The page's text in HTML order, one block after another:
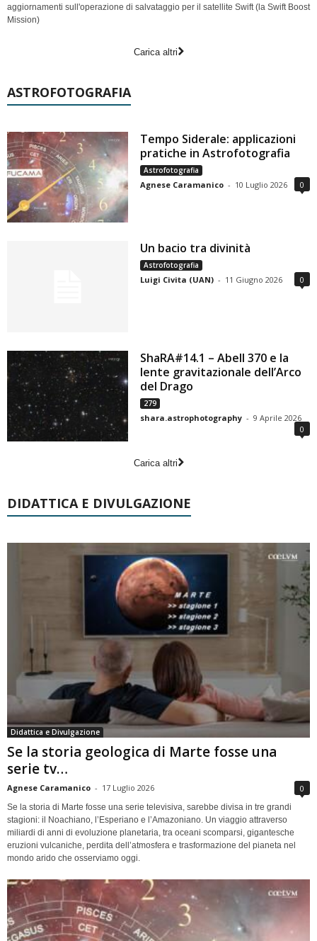
aggiornamenti sull'operazione di salvataggio per il satellite Swift (la Swift Boost
Mission)
Carica altri
ASTROFOTOGRAFIA
Tempo Siderale: applicazioni
pratiche in Astrofotografia
Astrofotografia
Agnese Caramanico - 10 Luglio 2026 0
Un bacio tra divinità
Astrofotografia
Luigi Civita (UAN) - 11 Giugno 2026 0
ShaRA#14.1 – Abell 370 e la
lente gravitazionale dell’Arco
del Drago
279
shara.astrophotography - 9 Aprile 2026
0
Carica altri
DIDATTICA E DIVULGAZIONE
Didattica e Divulgazione
Se la storia geologica di Marte fosse una
serie tv…
Agnese Caramanico - 17 Luglio 2026 0
Se la storia di Marte fosse una serie televisiva, sarebbe divisa in tre grandi
stagioni: il Noachiano, l’Esperiano e l’Amazoniano. Un viaggio attraverso
miliardi di anni di evoluzione planetaria, tra oceani scomparsi, gigantesche
eruzioni vulcaniche, perdita dell’atmosfera e trasformazione del pianeta nel
mondo arido che osserviamo oggi.